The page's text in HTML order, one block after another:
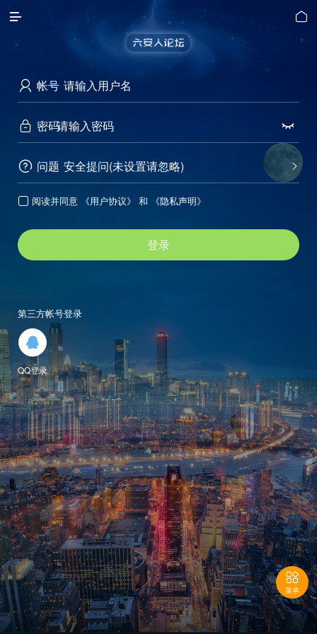
 
 帐号
 密码 
 问题 
安全提问(未设置请忽略)
 阅读并同意 《用户协议》 和 《隐私声明》
登录
第三方帐号登录

QQ登录

菜单